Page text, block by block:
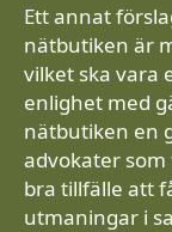
Ett annat
nätbutiken är
vilket ska vara
enlighet med
nätbutiken en
advokater
bra tillfälle att
utmaningar i